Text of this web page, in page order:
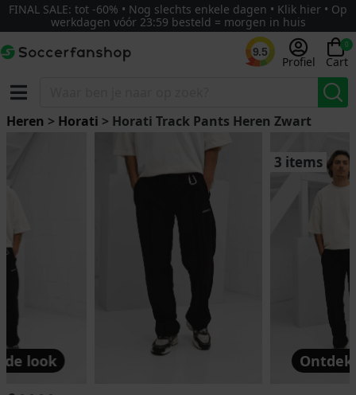
FINAL SALE: tot -60% • Nog slechts enkele dagen • Klik hier • Op
werkdagen vóór 23:59 besteld = morgen in huis
9.5
Profiel
0
Cart
Heren > Horati > Horati Track Pants Heren Zwart
de look
3 items